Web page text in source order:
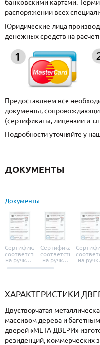
банковскими картами.
распоряжении всех
Юридические лица
денежных средств на
Предоставляем все
документы,
(сертификаты, лицензии и
Подробности уточняйте у
ДОКУМЕНТЫ
Документы
Сертификат
соответствия
на ручки и
броненакладки
Сертификат
соответствия
на ручки-
защелки
на
ХАРАКТЕРИСТИКИ
Двустворчатая
массивом дерева и
дверей «МЕТА ДВЕРИ»
резиденций, коммерческих